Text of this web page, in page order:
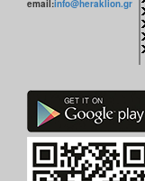
email:info@heraklion.gr